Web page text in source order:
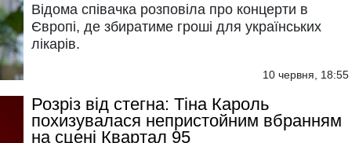
Відома співачка розповіла про концерти в
Європі, де збиратиме гроші для українських
лікарів.
10 червня, 18:55
Розріз від стегна: Тіна Кароль
похизувалася непристойним вбранням
на сцені Квартал 95